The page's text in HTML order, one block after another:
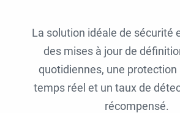
La solution idéale de sécurité
des mises à jour de
quotidiennes, une protection
temps réel et un taux de
récompensé.